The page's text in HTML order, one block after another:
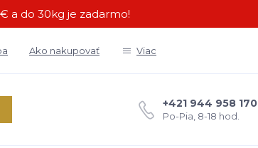
a do 30kg je zadarmo!
Ako nakupovať Viac
+421 944 958 170
Po-Pia, 8-18 hod.